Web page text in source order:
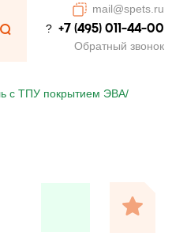
mail@spets.ru
? +7 (495) 011-44-00
Обратный звонок
с ТПУ покрытием ЭВА/